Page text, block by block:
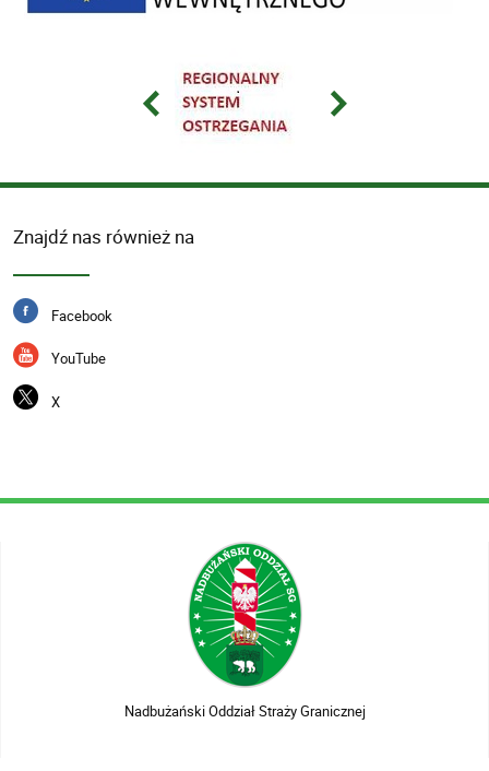
Znajdź nas również na
Facebook
YouTube
X
Nadbużański Oddział Straży Granicznej